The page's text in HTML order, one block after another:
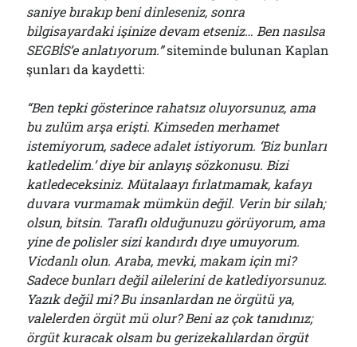
saniye bırakıp beni dinleseniz, sonra
bilgisayardaki işinize devam etseniz… Ben nasılsa
SEGBİS’e anlatıyorum.”siteminde bulunan Kaplan
şunları da kaydetti:
“Ben tepki gösterince rahatsız oluyorsunuz, ama
bu zulüm arşa erişti. Kimseden merhamet
istemiyorum, sadece adalet istiyorum. ‘Biz bunları
katledelim.’ diye bir anlayış sözkonusu. Bizi
katledeceksiniz. Mütalaayı fırlatmamak, kafayı
duvara vurmamak mümkün değil. Verin bir silah;
olsun, bitsin. Taraflı olduğunuzu görüyorum, ama
yine de polisler sizi kandırdı dıye umuyorum.
Vicdanlı olun. Araba, mevki, makam için mi?
Sadece bunları değil ailelerini de katlediyorsunuz.
Yazık değil mi? Bu insanlardan ne örgütü ya,
valelerden örgüt mü olur? Beni az çok tanıdınız;
örgüt kuracak olsam bu gerizekalılardan örgüt